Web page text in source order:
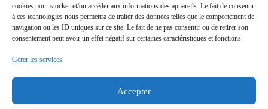
cookies pour stocker et/ou accéder aux informations des appareils. Le fait de consentir
à ces technologies nous permettra de traiter des données telles que le comportement de
navigation ou les ID uniques sur ce site. Le fait de ne pas consentir ou de retirer son
consentement peut avoir un effet négatif sur certaines caractéristiques et fonctions.
Gérer les services
Accepter
Coordination Infirmiers
Libéraux Cannes/Le Cannet
depositphotos